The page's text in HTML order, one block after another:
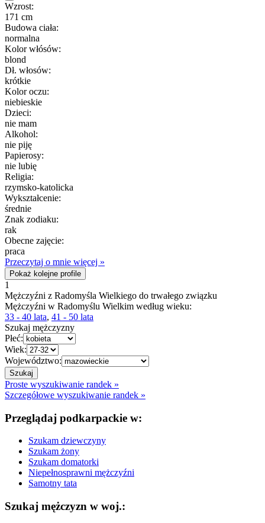
Wzrost:
171 cm
Budowa ciała:
normalna
Kolor włósów:
blond
Dł. włosów:
krótkie
Kolor oczu:
niebieskie
Dzieci:
nie mam
Alkohol:
nie piję
Papierosy:
nie lubię
Religia:
rzymsko-katolicka
Wykształcenie:
średnie
Znak zodiaku:
rak
Obecne zajęcie:
praca
Przeczytaj o mnie więcej »
Pokaż kolejne profile
1
Mężczyźni z Radomyśla Wielkiego do trwałego związku
Mężczyźni w Radomyślu Wielkim według wieku:
33 - 40 lata, 41 - 50 lata
Szukaj mężczyzny
Płeć:
Wiek:
Województwo:
Proste wyszukiwanie randek »
Szczegółowe wyszukiwanie randek »
Przeglądaj podkarpackie w:
Szukam dziewczyny
Szukam żony
Szukam domatorki
Niepełnosprawni mężczyźni
Samotny tata
Szukaj mężczyzn w woj.: